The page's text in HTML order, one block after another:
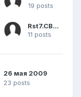
19 posts
Rst7.CBSIE
11 posts
26 мая 2009
23 posts